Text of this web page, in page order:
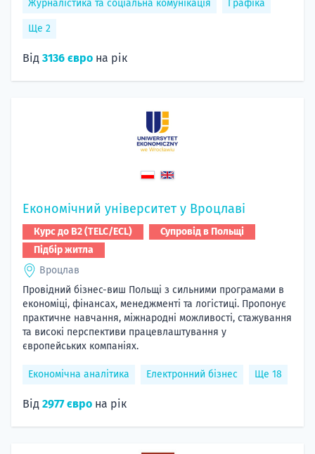
Журналістика та соціальна комунікація Графіка
Ще 2
Від 3136 євро на рік
Економічний університет у Вроцлаві
Курс до B2 (TELC/ECL)
Супровід в Польщі
Підбір житла
Вроцлав
Провідний бізнес-виш Польщі з сильними програмами в
економіці, фінансах, менеджменті та логістиці. Пропонує
практичне навчання, міжнародні можливості, стажування
та високі перспективи працевлаштування у
європейських компаніях.
Економічна аналітика Електронний бізнес Ще 18
Від 2977 євро на рік